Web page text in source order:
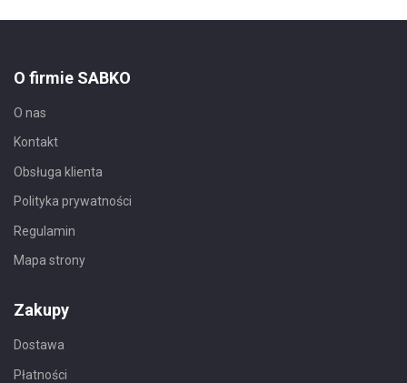
O firmie SABKO
O nas
Kontakt
Obsługa klienta
Polityka prywatności
Regulamin
Mapa strony
Zakupy
Dostawa
Płatności